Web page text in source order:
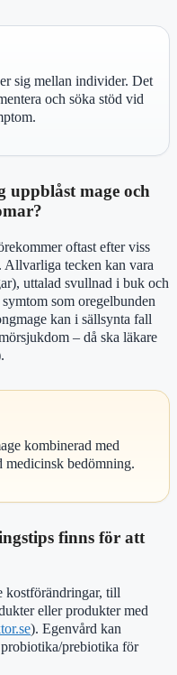
sig mellan individer. Det
och söka stöd vid
mage och
oftast efter viss
Allvarliga tecken kan vara
uttalad svullnad i buk och
som oregelbunden
kan i sällsynta fall
– då ska läkare
kombinerad med
bedömning.
finns för att
kostförändringar, till
eller produkter med
). Egenvård kan
prebiotika för